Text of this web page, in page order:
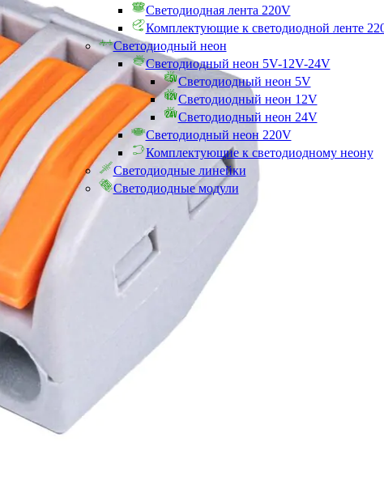
Светодиодная лента 220V
Комплектующие к светодиодной ленте
Светодиодный неон
Светодиодный неон 5V-12V-24V
Светодиодный неон 5V
Светодиодный неон 12V
Светодиодный неон 24V
Светодиодный неон 220V
Комплектующие к светодиодному неону
Светодиодные линейки
Светодиодные модули